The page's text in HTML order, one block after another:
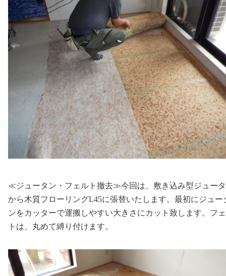
≪ジュータン・フェルト撤去≫今回は、敷き込み型ジュー
から木質フローリングL45に張替いたします。最初にジュー
ンをカッターで運搬しやすい大きさにカット致します。フ
トは、丸めて縛り付けます。